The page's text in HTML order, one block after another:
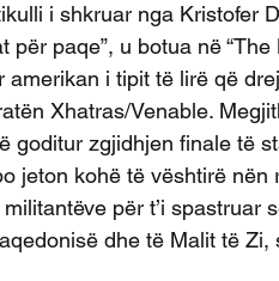
i shkruar nga Kristofer
për paqe”, u botua në
amerikan i tipit të lirë që
Xhatras/Venable.
goditur zgjidhjen finale të
jeton kohë të vështirë
për t’i
dhe të Malit të Zi,